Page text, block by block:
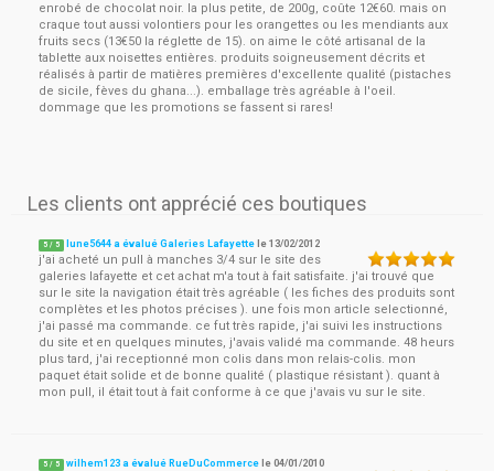
enrobé de chocolat noir. la plus petite, de 200g, coûte 12€60. mais on
craque tout aussi volontiers pour les orangettes ou les mendiants aux
fruits secs (13€50 la réglette de 15). on aime le côté artisanal de la
tablette aux noisettes entières. produits soigneusement décrits et
réalisés à partir de matières premières d'excellente qualité (pistaches
de sicile, fèves du ghana...). emballage très agréable à l'oeil.
dommage que les promotions se fassent si rares!
Les clients ont apprécié ces boutiques
5 / 5 lune5644 a évalué Galeries Lafayette le13/02/2012
j'ai acheté un pull à manches 3/4 sur le site des
galeries lafayette et cet achat m'a tout à fait satisfaite. j'ai trouvé que
sur le site la navigation était très agréable ( les fiches des produits sont
complètes et les photos précises ). une fois mon article selectionné,
j'ai passé ma commande. ce fut très rapide, j'ai suivi les instructions
du site et en quelques minutes, j'avais validé ma commande. 48 heurs
plus tard, j'ai receptionné mon colis dans mon relais-colis. mon
paquet était solide et de bonne qualité ( plastique résistant ). quant à
mon pull, il était tout à fait conforme à ce que j'avais vu sur le site.
5 / 5 wilhem123 a évalué RueDuCommerce le04/01/2010